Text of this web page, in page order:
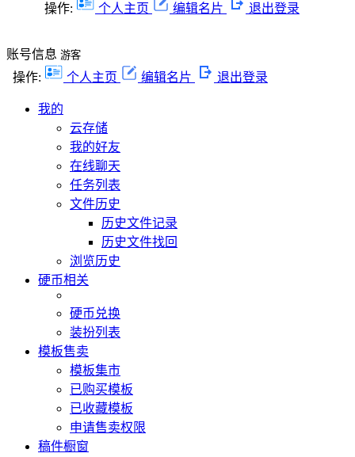
操作: 个人主页 编辑名片 退出登录
账号信息 游客
操作: 个人主页 编辑名片 退出登录
我的
云存储
我的好友
在线聊天
任务列表
文件历史
历史文件记录
历史文件找回
浏览历史
硬币相关
硬币兑换
装扮列表
模板售卖
模板集市
已购买模板
已收藏模板
申请售卖权限
稿件橱窗